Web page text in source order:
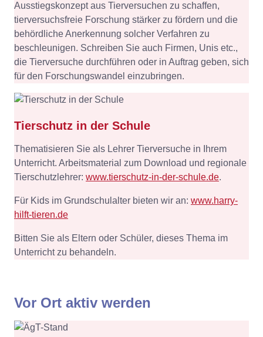
Ausstiegskonzept aus Tierversuchen zu schaffen,
tierversuchsfreie Forschung stärker zu fördern und die
behördliche Anerkennung solcher Verfahren zu
beschleunigen. Schreiben Sie auch Firmen, Unis etc.,
die Tierversuche durchführen oder in Auftrag geben, sich
für den Forschungswandel einzubringen.
Tierschutz in der Schule
Thematisieren Sie als Lehrer Tierversuche in Ihrem
Unterricht. Arbeitsmaterial zum Download und regionale
Tierschutzlehrer: www.tierschutz-in-der-schule.de.
Für Kids im Grundschulalter bieten wir an: www.harry-
hilft-tieren.de
Bitten Sie als Eltern oder Schüler, dieses Thema im
Unterricht zu behandeln.
Vor Ort aktiv werden